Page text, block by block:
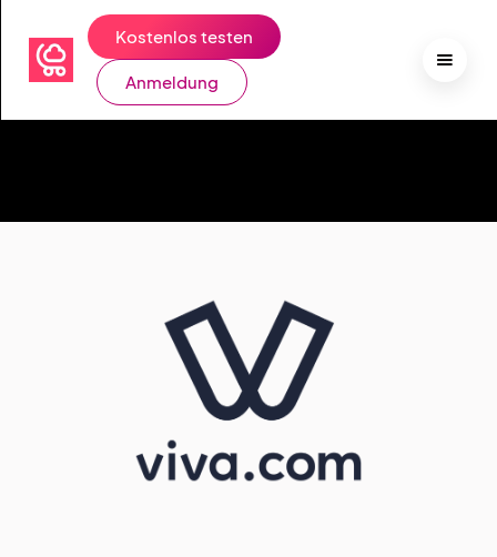
Kostenlos testen
Anmeldung